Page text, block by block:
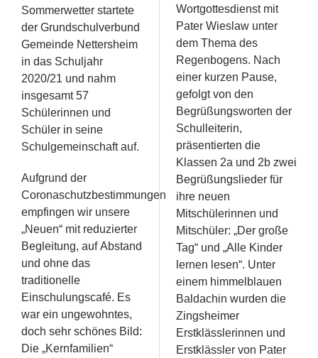
Sommerwetter startete
der Grundschulverbund
Gemeinde Nettersheim
in das Schuljahr
2020/21 und nahm
insgesamt 57
Schülerinnen und
Schüler in seine
Schulgemeinschaft auf.
Aufgrund der
Coronaschutzbestimmungen
empfingen wir unsere
„Neuen“ mit reduzierter
Begleitung, auf Abstand
und ohne das
traditionelle
Einschulungscafé. Es
war ein ungewohntes,
doch sehr schönes Bild:
Die „Kernfamilien“
Wortgottesdienst mit
Pater Wieslaw unter
dem Thema des
Regenbogens. Nach
einer kurzen Pause,
gefolgt von den
Begrüßungsworten der
Schulleiterin,
präsentierten die
Klassen 2a und 2b zwei
Begrüßungslieder für
ihre neuen
Mitschülerinnen und
Mitschüler: „Der große
Tag“ und „Alle Kinder
lernen lesen“. Unter
einem himmelblauen
Baldachin wurden die
Zingsheimer
Erstklässlerinnen und
Erstklässler von Pater